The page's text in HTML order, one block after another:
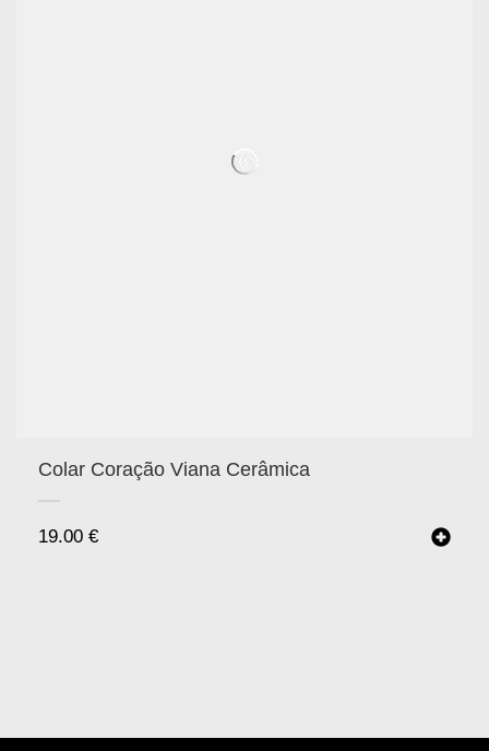
Colar Coração Viana Cerâmica
19.00 €